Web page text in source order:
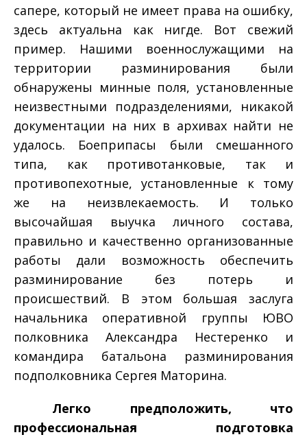
сапере, который не имеет права на ошибку,
здесь актуальна как нигде. Вот свежий
пример. Нашими военнослужащими на
территории разминирования были
обнаружены минные поля, установленные
неизвестными подразделениями, никакой
документации на них в архивах найти не
удалось. Боеприпасы были смешанного
типа, как противотанковые, так и
противопехотные, установленные к тому
же на неизвлекаемость. И только
высочайшая выучка личного состава,
правильно и качественно организованные
работы дали возможность обеспечить
разминирование без потерь и
происшествий. В этом большая заслуга
начальника оперативной группы ЮВО
полковника Александра Нестеренко и
командира батальона разминирования
подполковника Сергея Маторина.
­ Легко предположить, что
профессиональная подготовка